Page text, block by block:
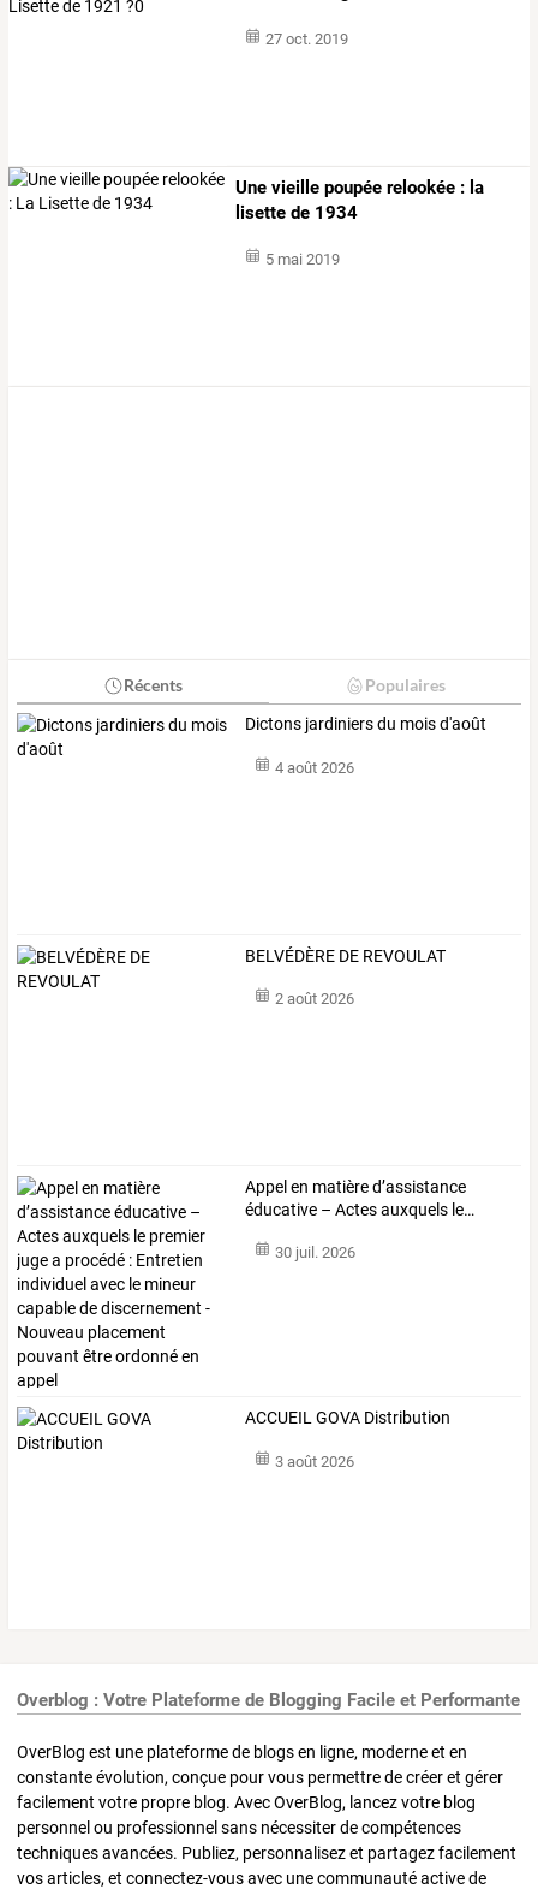
27 oct. 2019
Une vieille poupée relookée : la
lisette de 1934
5 mai 2019
Récents Populaires
Dictons jardiniers du mois d'août
4 août 2026
BELVÉDÈRE DE REVOULAT
2 août 2026
Appel en matièred’assistance
éducative – Actesauxquels le…
30 juil. 2026
ACCUEIL GOVA Distribution
3 août 2026
Overblog : Votre Plateforme de Blogging Facile et Performante
OverBlog est une plateforme de blogs en ligne, moderne et en
constante évolution, conçue pour vous permettre de créer et gérer
facilement votre propre blog. Avec OverBlog, lancez votre blog
personnel ou professionnel sans nécessiter de compétences
techniques avancées. Publiez, personnalisez et partagez facilement
vos articles, et connectez-vous avec une communauté active de